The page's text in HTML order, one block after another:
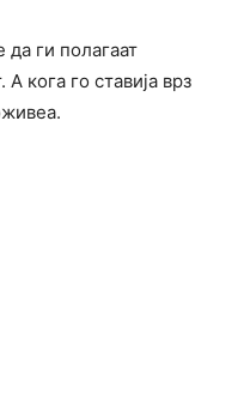
да ги полагаат
кога го ставија врз